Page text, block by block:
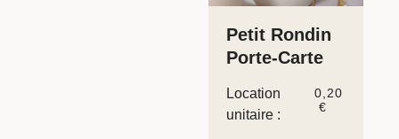
Petit Rondin
Porte-Carte
Location
unitaire :
0,20
€